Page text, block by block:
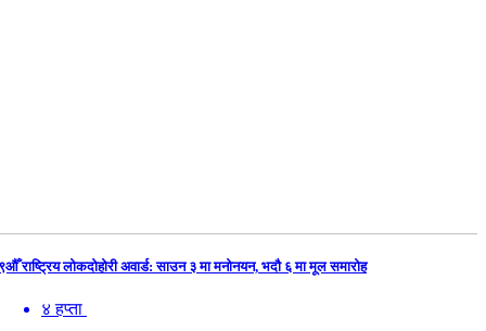
राष्ट्रिय लोकदोहोरी अवार्ड: साउन ३ मा मनोनयन, भदौ ६ मा मूल समारोह
४ हप्ता